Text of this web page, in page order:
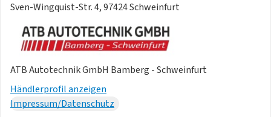
- Fahrerairbag
- Kopfstützen hinten
- LED-Tagfahrlicht
- Nebelschlussleuchte
- Notruf & SOS-Knopf
- Seitenairbags vorne
- Sicherheitsgurtwarner hinten
Sven-Wingquist-Str. 4, 97424 Schweinfurt
ATB Autotechnik GmbH Bamberg - Schweinfurt
Händlerprofil anzeigen
Impressum/Datenschutz